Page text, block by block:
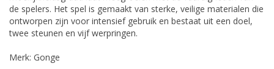
de spelers. Het spel is gemaakt van sterke, veilige materialen die
ontworpen zijn voor intensief gebruik en bestaat uit een doel,
twee steunen en vijf werpringen.
Merk: Gonge